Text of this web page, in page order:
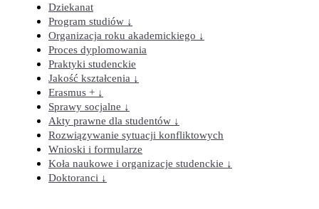
Dziekanat
Program studiów ↓
Organizacja roku akademickiego ↓
Proces dyplomowania
Praktyki studenckie
Jakość kształcenia ↓
Erasmus + ↓
Sprawy socjalne ↓
Akty prawne dla studentów ↓
Rozwiązywanie sytuacji konfliktowych
Wnioski i formularze
Koła naukowe i organizacje studenckie ↓
Doktoranci ↓